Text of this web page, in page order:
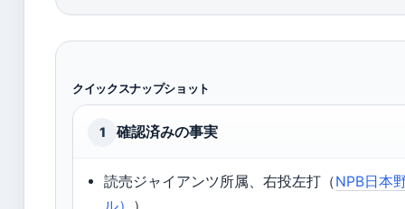
クイックスナップショット
1 確認済みの事実
読売ジャイアンツ所属、右投左打（NPB日本